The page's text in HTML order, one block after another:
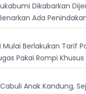
Dikabarkan
Ada
Berlakukan Tarif
Pakai Rompi Khusus
Anak Kandung,